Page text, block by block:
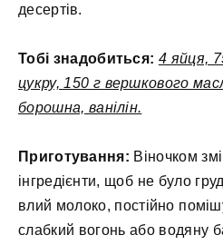
десертів.
Тобі знадобиться: 4 яйця,
цукру, 150 г вершкового
борошна, ванілін.
Приготування: Віночком
інгредієнти, щоб не було
влий молоко, постійно
слабкий вогонь або водяну